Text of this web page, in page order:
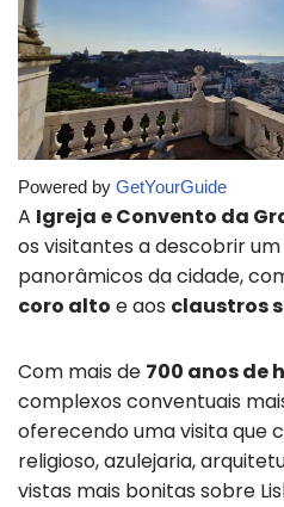
Powered by GetYourGuide
A Igreja e Convento da
os visitantes a descobrir
panorâmicos da cidade,
coro alto e aos claustros
Com mais de 700 anos de
complexos conventuais
oferecendo uma visita que
religioso, azulejaria,
vistas mais bonitas sobre